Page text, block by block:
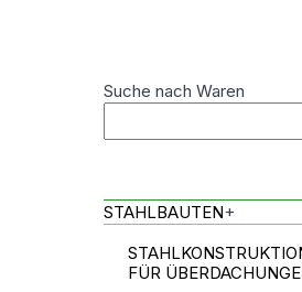
Suche nach Waren
STAHLBAUTEN+
FÜR